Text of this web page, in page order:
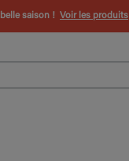
saison ! Voir les produits